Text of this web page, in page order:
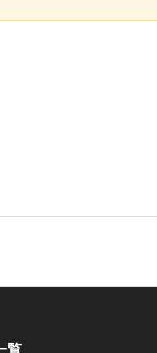
覧